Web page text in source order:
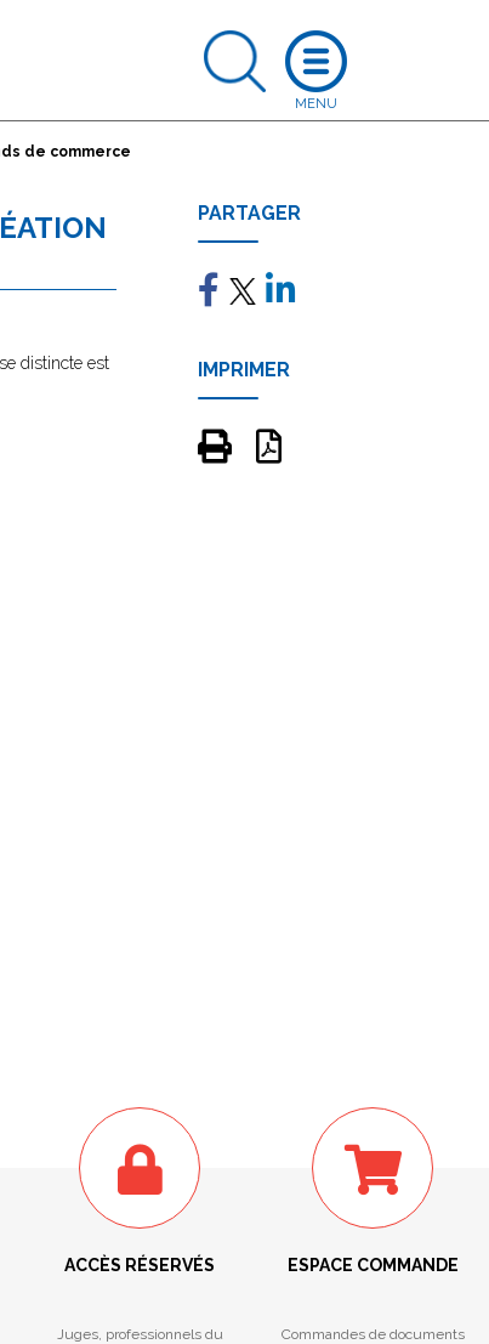
de commerce
distincte est
PARTAGER
IMPRIMER
ACCÈS RÉSERVÉS
Juges, professionnels du
ESPACE COMMANDE
Commandes de documents